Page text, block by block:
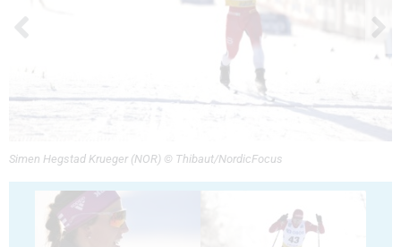
Simen Hegstad Krueger (NOR) © Thibaut/NordicFocus